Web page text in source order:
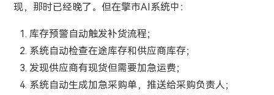
现，那时已经晚了。但在擎市AI系统中：
1. 库存预警自动触发补货流程；
2. 系统自动检查在途库存和供应商库存；
3. 发现供应商有现货但需要加急运费；
4. 系统自动生成加急采购单，推送给采购负责人；